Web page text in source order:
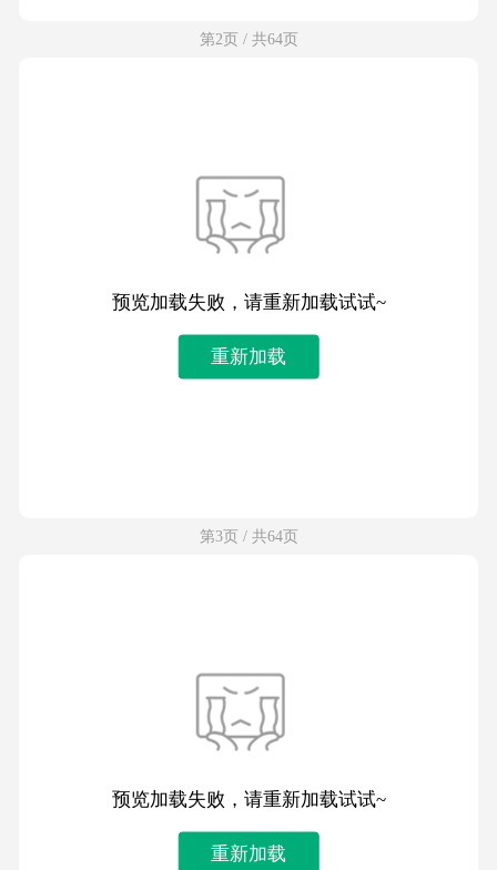
第2页 / 共64页
预览加载失败，请重新加载试试~
重新加载
第3页 / 共64页
预览加载失败，请重新加载试试~
重新加载